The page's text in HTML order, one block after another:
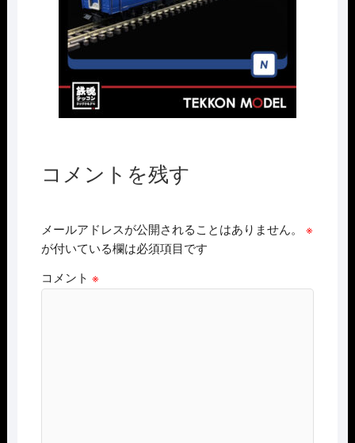
コメントを残す
メールアドレスが公開されることはありません。
※
が付いている欄は必須項目です
コメント ※